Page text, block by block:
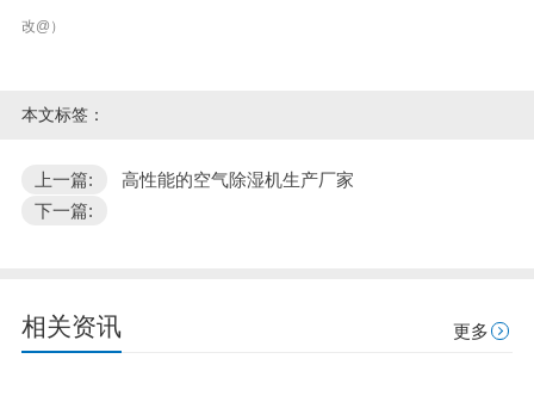
改@）
本文标签：
上一篇:
高性能的空气除湿机生产厂家
下一篇:
相关资讯 更多